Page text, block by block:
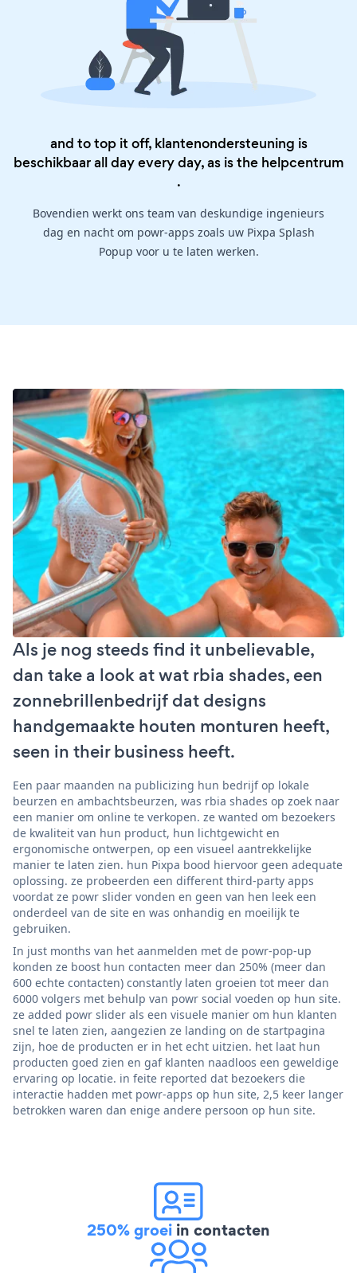
and to top it off, klantenondersteuning is
beschikbaar all day every day, as is the helpcentrum
.
Bovendien werkt ons team van deskundige ingenieurs
dag en nacht om powr-apps zoals uw Pixpa Splash
Popup voor u te laten werken.
Als je nog steeds find it unbelievable,
dan take a look at wat rbia shades, een
zonnebrillenbedrijf dat designs
handgemaakte houten monturen heeft,
seen in their business heeft.
Een paar maanden na publicizing hun bedrijf op lokale
beurzen en ambachtsbeurzen, was rbia shades op zoek naar
een manier om online te verkopen. ze wanted om bezoekers
de kwaliteit van hun product, hun lichtgewicht en
ergonomische ontwerpen, op een visueel aantrekkelijke
manier te laten zien. hun Pixpa bood hiervoor geen adequate
oplossing. ze probeerden een different third-party apps
voordat ze powr slider vonden en geen van hen leek een
onderdeel van de site en was onhandig en moeilijk te
gebruiken.
In just months van het aanmelden met de powr-pop-up
konden ze boost hun contacten meer dan 250% (meer dan
600 echte contacten) constantly laten groeien tot meer dan
6000 volgers met behulp van powr social voeden op hun site.
ze added powr slider als een visuele manier om hun klanten
snel te laten zien, aangezien ze landing on de startpagina
zijn, hoe de producten er in het echt uitzien. het laat hun
producten goed zien en gaf klanten naadloos een geweldige
ervaring op locatie. in feite reported dat bezoekers die
interactie hadden met powr-apps op hun site, 2,5 keer langer
betrokken waren dan enige andere persoon op hun site.
250% groei in contacten